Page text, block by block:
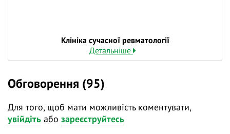
Клініка сучасної ревматології
Детальніше
Обговорення (95)
Для того, щоб мати можливість коментувати,
увійдіть або зареєструйтесь